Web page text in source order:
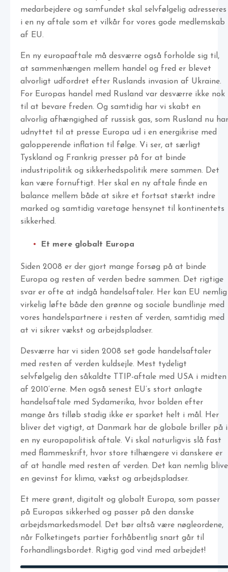
medarbejdere og samfundet skal selvfølgelig adresseres
i en ny aftale som et vilkår for vores gode medlemskab
af EU.
En ny europaaftale må desværre også forholde sig til,
at sammenhængen mellem handel og fred er blevet
alvorligt udfordret efter Ruslands invasion af Ukraine.
For Europas handel med Rusland var desværre ikke nok
til at bevare freden. Og samtidig har vi skabt en
alvorlig afhængighed af russisk gas, som Rusland nu har
udnyttet til at presse Europa ud i en energikrise med
galopperende inflation til følge. Vi ser, at særligt
Tyskland og Frankrig presser på for at binde
industripolitik og sikkerhedspolitik mere sammen. Det
kan være fornuftigt. Her skal en ny aftale finde en
balance mellem både at sikre et fortsat stærkt indre
marked og samtidig varetage hensynet til kontinentets
sikkerhed.
Et mere globalt Europa
Siden 2008 er der gjort mange forsøg på at binde
Europa og resten af verden bedre sammen. Det rigtige
svar er ofte at indgå handelsaftaler. Her kan EU nemlig
virkelig løfte både den grønne og sociale bundlinje med
vores handelspartnere i resten af verden, samtidig med
at vi sikrer vækst og arbejdspladser.
Desværre har vi siden 2008 set gode handelsaftaler
med resten af verden kuldsejle. Mest tydeligt
selvfølgelig den såkaldte TTIP-aftale med USA i midten
af 2010’erne. Men også senest EU’s stort anlagte
handelsaftale med Sydamerika, hvor bolden efter
mange års tilløb stadig ikke er sparket helt i mål. Her
bliver det vigtigt, at Danmark har de globale briller på i
en ny europapolitisk aftale. Vi skal naturligvis slå fast
med flammeskrift, hvor store tilhængere vi danskere er
af at handle med resten af verden. Det kan nemlig blive
en gevinst for klima, vækst og arbejdspladser.
Et mere grønt, digitalt og globalt Europa, som passer
på Europas sikkerhed og passer på den danske
arbejdsmarkedsmodel. Det bør altså være nøgleordene,
når Folketingets partier forhåbentlig snart går til
forhandlingsbordet. Rigtig god vind med arbejdet!